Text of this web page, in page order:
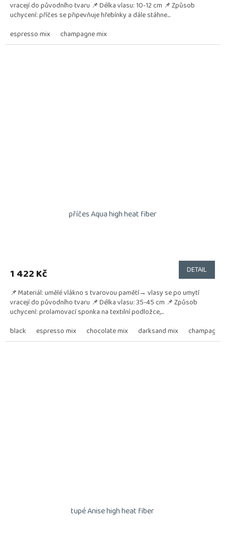
vracejí do původního tvaru 📌 Délka vlasu: 10-12 cm 📌 Způsob
uchycení: příčes se připevňuje hřebínky a dále stáhne...
espresso mix
champagne mix
příčes Aqua high heat fiber
1 422 Kč DETAIL
📌 Materiál: umělé vlákno s tvarovou pamětí→ vlasy se po umytí
vracejí do původního tvaru 📌 Délka vlasu: 35-45 cm 📌 Způsob
uchycení: prolamovací sponka na textilní podložce,...
black
espresso mix chocolate mix darksand mix
tupé Anise high heat fiber